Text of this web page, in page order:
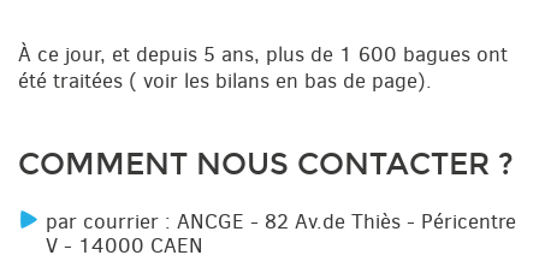
À ce jour, et depuis 5 ans, plus de 1 600 bagues ont
été traitées ( voir les bilans en bas de page).
COMMENT NOUS CONTACTER ?
par courrier : ANCGE - 82 Av.de Thiès - Péricentre
V - 14000 CAEN